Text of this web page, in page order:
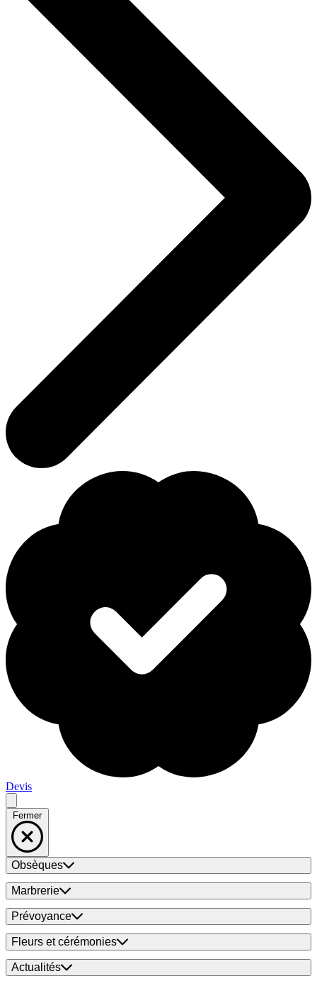
Devis
Fermer
Obsèques
Marbrerie
Prévoyance
Fleurs et cérémonies
Actualités